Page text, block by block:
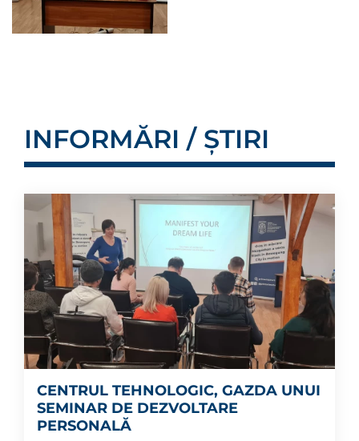
INFORMĂRI / ȘTIRI
CENTRUL TEHNOLOGIC, GAZDA UNUI
SEMINAR DE DEZVOLTARE
PERSONALĂ